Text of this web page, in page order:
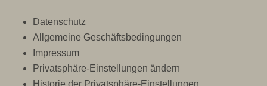
Datenschutz
Allgemeine Geschäftsbedingungen
Impressum
Privatsphäre-Einstellungen ändern
Historie der Privatsphäre-Einstellungen